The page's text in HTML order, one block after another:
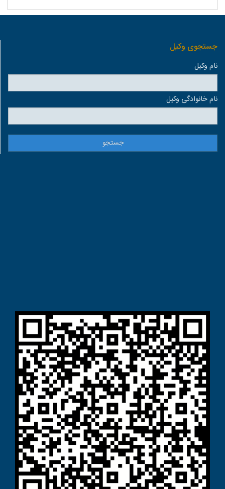
جستجوی وكيل
نام وكيل
نام خانوادگی وكيل